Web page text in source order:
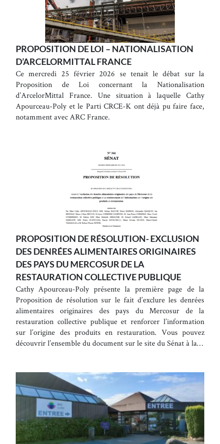
PROPOSITION DE LOI – NATIONALISATION
D’ARCELORMITTAL FRANCE
Ce mercredi 25 février 2026 se tenait le débat sur la
Proposition de Loi concernant la Nationalisation
d’ArcelorMittal France. Une situation à laquelle Cathy
Apourceau-Poly et le Parti CRCE-K ont déjà pu faire face,
notamment avec ARC France.
PROPOSITION DE RÉSOLUTION- EXCLUSION
DES DENRÉES ALIMENTAIRES ORIGINAIRES
DES PAYS DU MERCOSUR DE LA
RESTAURATION COLLECTIVE PUBLIQUE
Cathy Apourceau-Poly présente la première page de la
Proposition de résolution sur le fait d’exclure les denrées
alimentaires originaires des pays du Mercosur de la
restauration collective publique et renforcer l’information
sur l’origine des produits en restauration. Vous pouvez
découvrir l’ensemble du document sur le site du Sénat à la…